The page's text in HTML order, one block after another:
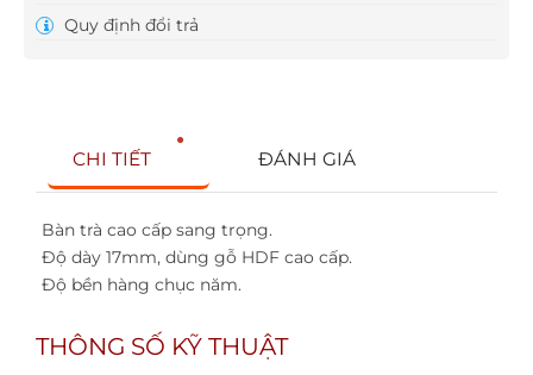
Quy định đổi trả
CHI TIẾT ĐÁNH GIÁ
Bàn trà cao cấp sang trọng.
Độ dày 17mm, dùng gỗ HDF cao cấp.
Độ bền hàng chục năm.
THÔNG SỐ KỸ THUẬT